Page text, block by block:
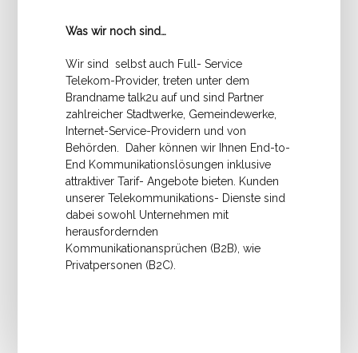
Was wir noch sind…
Wir sind selbst auch Full- Service
Telekom-Provider, treten unter dem
Brandname talk2u auf und sind Partner
zahlreicher Stadtwerke, Gemeindewerke,
Internet-Service-Providern und von
Behörden. Daher können wir Ihnen End-to-
End Kommunikationslösungen inklusive
attraktiver Tarif- Angebote bieten. Kunden
unserer Telekommunikations- Dienste sind
dabei sowohl Unternehmen mit
herausfordernden
Kommunikationansprüchen (B2B), wie
Privatpersonen (B2C).